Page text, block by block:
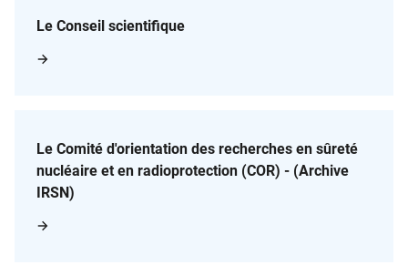
Le Conseil scientifique
Le Comité d'orientation des recherches en sûreté
nucléaire et en radioprotection (COR) - (Archive
IRSN)